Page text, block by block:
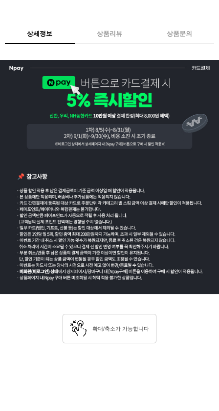
상세정보 상품리뷰 상품문의
확대/축소가 가능합니다